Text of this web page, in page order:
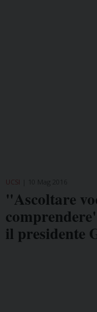
UCSI
"Ascoltare
il presidente